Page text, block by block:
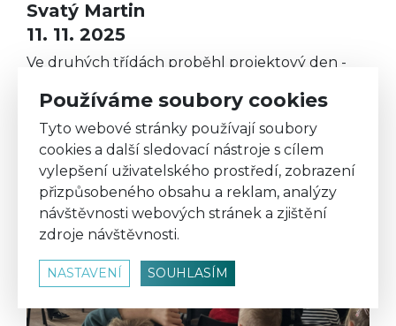
Svatý Martin
11. 11. 2025
Ve druhých třídách proběhl projektový den -
Používáme soubory cookies
Tyto webové stránky používají soubory
cookies a další sledovací nástroje s cílem
vylepšení uživatelského prostředí, zobrazení
přizpůsobeného obsahu a reklam, analýzy
návštěvnosti webových stránek a zjištění
zdroje návštěvnosti.
NASTAVENÍ SOUHLASÍM